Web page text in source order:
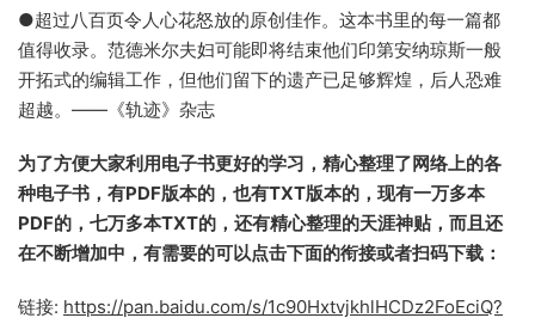
●超过八百页令人心花怒放的原创佳作。这本书里的每一篇都
值得收录。范德米尔夫妇可能即将结束他们印第安纳琼斯一般
开拓式的编辑工作，但他们留下的遗产已足够辉煌，后人恐难
超越。——《轨迹》杂志
为了方便大家利用电子书更好的学习，精心整理了网络上的各
种电子书，有PDF版本的，也有TXT版本的，现有一万多本
PDF的，七万多本TXT的，还有精心整理的天涯神贴，而且还
在不断增加中，有需要的可以点击下面的衔接或者扫码下载：
链接: https://pan.baidu.com/s/1c90HxtvjkhlHCDz2FoEciQ?